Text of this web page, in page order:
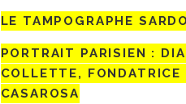
LE TAMPOGRAPHE
PORTRAIT PARISIEN :
COLLETTE, FONDATRICE
CASAROSA